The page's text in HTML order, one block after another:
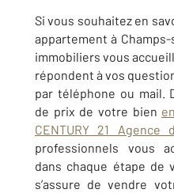
Si vous souhaitez en
appartement à
immobiliers vous
répondent à vos
par téléphone ou mail.
de prix de votre bien
CENTURY 21 Agence
professionnels vous
dans chaque étape de
s’assure de vendre